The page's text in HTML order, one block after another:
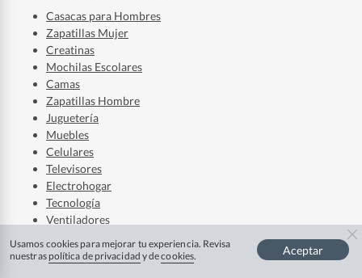
Casacas para Hombres
Zapatillas Mujer
Creatinas
Mochilas Escolares
Camas
Zapatillas Hombre
Juguetería
Muebles
Celulares
Televisores
Electrohogar
Tecnología
Ventiladores
Audífonos
Usamos cookies para mejorar tu experiencia. Revisa
nuestras política de privacidad y decookies. Aceptar